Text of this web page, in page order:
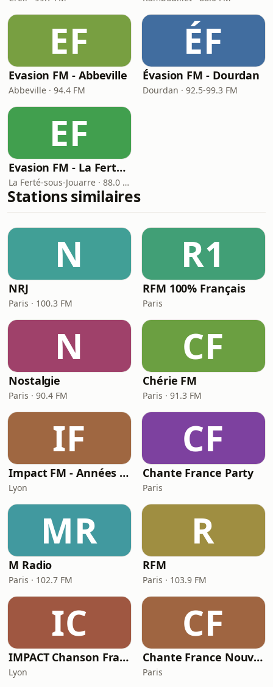
EF
Evasion FM - Abbeville
Abbeville · 94.4 FM
ÉF
Évasion FM - Dourdan
Dourdan · 92.5-99.3 FM
EF
Evasion FM - La Ferté-sous-Jouarre
La Ferté-sous-Jouarre · 88.0 FM
Stations similaires
N
NRJ
Paris · 100.3 FM
R1
RFM 100% Français
Paris
N
Nostalgie
Paris · 90.4 FM
CF
Chérie FM
Paris · 91.3 FM
IF
Impact FM - Années 80
Lyon
CF
Chante France Party
Paris
MR
M Radio
Paris · 102.7 FM
R
RFM
Paris · 103.9 FM
IC
IMPACT Chanson Française
Lyon
CF
Chante France Nouveautés
Paris